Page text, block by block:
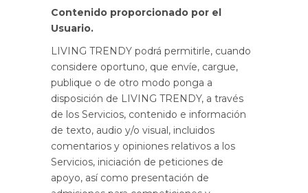
Contenido proporcionado por el
Usuario.
LIVING TRENDY podrá permitirle, cuando
considere oportuno, que envíe, cargue,
publique o de otro modo ponga a
disposición de LIVING TRENDY, a través
de los Servicios, contenido e información
de texto, audio y/o visual, incluidos
comentarios y opiniones relativos a los
Servicios, iniciación de peticiones de
apoyo, así como presentación de